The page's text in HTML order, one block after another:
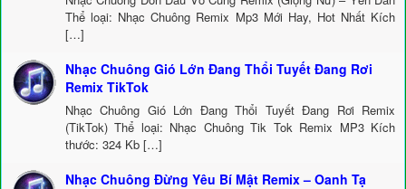
Thể loại: Nhạc Chuông Remix Mp3 Mới Hay, Hot Nhất Kích
[…]
Nhạc Chuông Gió Lớn Đang Thổi Tuyết Đang Rơi
Remix TikTok
Nhạc Chuông Gió Lớn Đang Thổi Tuyết Đang Rơi Remix
(TikTok) Thể loại: Nhạc Chuông Tik Tok Remix MP3 Kích
thước: 324 Kb […]
Nhạc Chuông Đừng Yêu Bí Mật Remix – Oanh Tạ